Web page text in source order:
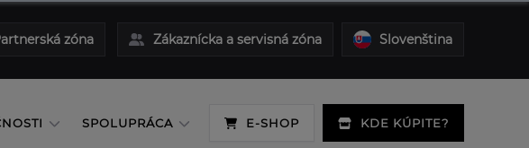
zóna Zákaznícka a servisná zóna Slovenština
SPOLUPRÁCA E-SHOP KDE KÚPITE?